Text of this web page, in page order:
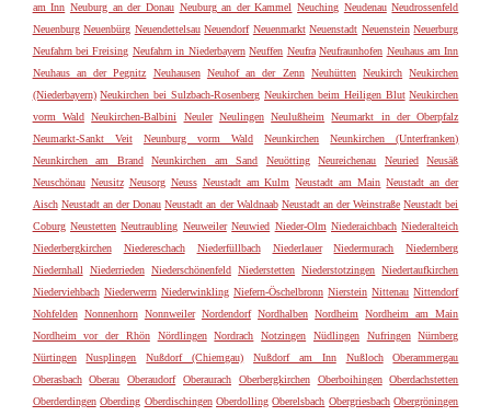
am Inn Neuburg an der Donau Neuburg an der Kammel Neuching Neudenau Neudrossenfeld
Neuenburg Neuenbürg Neuendettelsau Neuendorf Neuenmarkt Neuenstadt Neuenstein Neuerburg
Neufahrn bei Freising Neufahrn in Niederbayern Neuffen Neufra Neufraunhofen Neuhaus am Inn
Neuhaus an der Pegnitz
Neuhausen Neuhof an der Zenn Neuhütten Neukirch Neukirchen
(Niederbayern) Neukirchen bei Sulzbach-Rosenberg Neukirchen beim Heiligen Blut Neukirchen
vorm Wald Neukirchen-Balbini Neuler Neulingen Neulußheim
Neumarkt in der Oberpfalz
Neumarkt-Sankt Veit
Neunburg vorm Wald Neunkirchen
Neunkirchen (Unterfranken)
Neunkirchen am Brand
Neunkirchen am Sand Neuötting Neureichenau Neuried
Neusäß
Neuschönau Neusitz Neusorg Neuss Neustadt am Kulm Neustadt am Main Neustadt an der
Aisch Neustadt an der Donau Neustadt an der Waldnaab Neustadt an der Weinstraße Neustadt bei
Coburg Neustetten Neutraubling Neuweiler Neuwied Nieder-Olm Niederaichbach Niederalteich
Niederbergkirchen
Niedereschach Niederfüllbach Niederlauer Niedermurach
Niedernberg
Niedernhall
Niederrieden Niederschönenfeld Niederstetten Niederstotzingen Niedertaufkirchen
Niederviehbach Niederwerrn Niederwinkling Niefern-Öschelbronn Nierstein Nittenau Nittendorf
Nohfelden Nonnenhorn Nonnweiler Nordendorf Nordhalben Nordheim
Nordheim am Main
Nordheim vor der Rhön
Nördlingen Nordrach Notzingen Nüdlingen Nufringen
Nürnberg
Nürtingen
Nusplingen Nußdorf (Chiemgau) Nußdorf am Inn Nußloch
Oberammergau
Oberasbach
Oberau Oberaudorf Oberaurach Oberbergkirchen Oberboihingen
Oberdachstetten
Oberderdingen Oberding Oberdischingen Oberdolling Oberelsbach Obergriesbach Obergröningen